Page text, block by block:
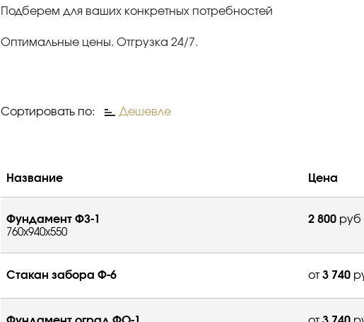
Подберем для ваших конкретных потребностей
Оптимальные цены. Отгрузка 24/7.
Сортировать по: Дешевле
Название Цена
Фундамент ФЗ-1
760x940x550
2 800 руб
Стакан забора Ф-6 от 3 740